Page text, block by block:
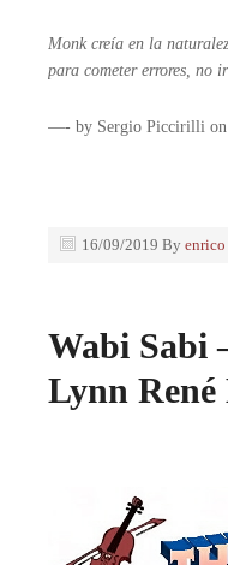
Monk creía en la
para cometer errores, no
—- by Sergio Piccirilli on
16/09/2019 By enrico
Wabi Sabi
Lynn René